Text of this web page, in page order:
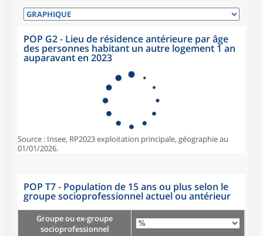
POP G2 - Lieu de résidence antérieure par âge
des personnes habitant un autre logement 1 an
auparavant en 2023
Source : Insee, RP2023 exploitation principale, géographie au
01/01/2026.
POP T7 - Population de 15 ans ou plus selon le
groupe socioprofessionnel actuel ou antérieur
Groupe ou ex-groupe
socioprofessionnel